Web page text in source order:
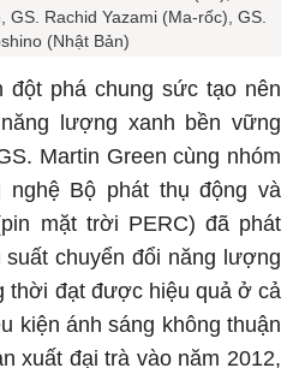
GS. Rachid Yazami (Ma-rốc), GS.
(Nhật Bản)
phá chung sức tạo nên
lượng xanh bền vững
Martin Green cùng nhóm
nghệ Bộ phát thụ động và
mặt trời PERC) đã phát
chuyển đổi năng lượng
thời đạt được hiệu quả ở cả
kiện ánh sáng không thuận
xuất đại trà vào năm 2012,